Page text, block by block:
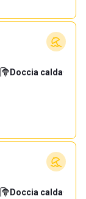
Doccia calda·
Doccia calda·